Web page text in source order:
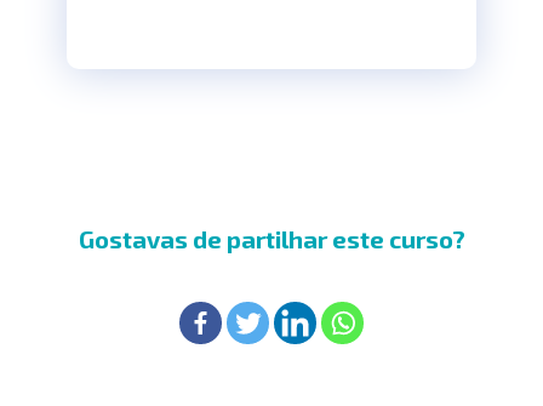
Gostavas de partilhar este curso?